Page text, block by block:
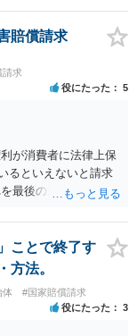
賠償請求
請求
役にたった 5
が消費者に法律上保
るといえないと請求
最後の返信としま
ことで終了す
方法。
体 #国家賠償請求
役にたった 3